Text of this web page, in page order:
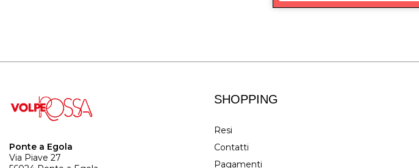
Ponte a Egola
Via Piave 27
SHOPPING
Resi
Contatti
Pagamenti